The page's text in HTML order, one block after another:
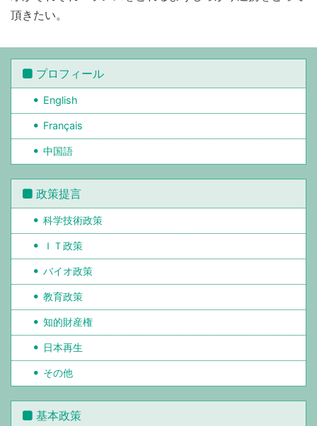
頂きたい。
プロフィール
English
Français
中国語
政策提言
科学技術政策
ＩＴ政策
バイオ政策
教育政策
知的財産権
日本再生
その他
基本政策